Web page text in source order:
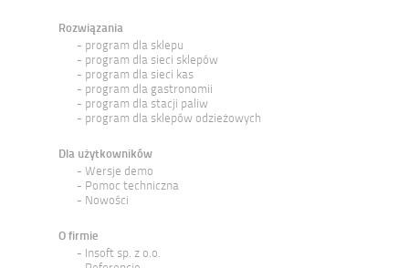
Rozwiązania
program dla sklepu
program dla sieci sklepów
program dla sieci kas
program dla gastronomii
program dla stacji paliw
program dla sklepów odzieżowych
Dla użytkowników
Wersje demo
Pomoc techniczna
Nowości
O firmie
Insoft sp. z o.o.